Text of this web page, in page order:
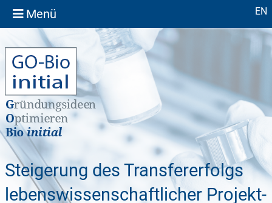
Menü EN
Steigerung des Transfer­erfolgs
lebens­wissen­schaft­licher Projekt­